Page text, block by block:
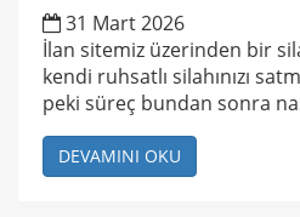
31 Mart 2026
İlan sitemiz üzerinden bir
kendi ruhsatlı silahınızı
peki süreç bundan sonra
DEVAMINI OKU